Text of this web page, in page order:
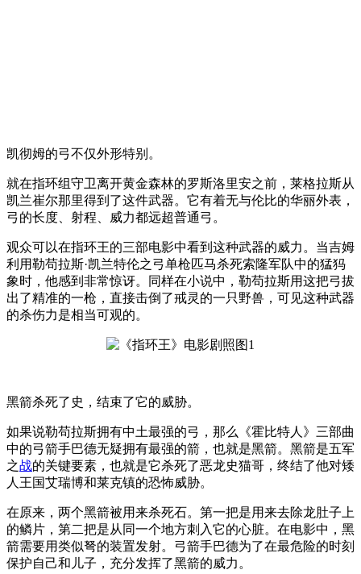
凯彻姆的弓不仅外形特别。
就在指环组守卫离开黄金森林的罗斯洛里安之前，莱格拉斯从
凯兰崔尔那里得到了这件武器。它有着无与伦比的华丽外表，
弓的长度、射程、威力都远超普通弓。
观众可以在指环王的三部电影中看到这种武器的威力。当吉姆
利用勒苟拉斯·凯兰特伦之弓单枪匹马杀死索隆军队中的猛犸
象时，他感到非常惊讶。同样在小说中，勒苟拉斯用这把弓拔
出了精准的一枪，直接击倒了戒灵的一只野兽，可见这种武器
的杀伤力是相当可观的。
黑箭杀死了史，结束了它的威胁。
如果说勒苟拉斯拥有中土最强的弓，那么《霍比特人》三部曲
中的弓箭手巴德无疑拥有最强的箭，也就是黑箭。黑箭是五军
之战的关键要素，也就是它杀死了恶龙史猫哥，终结了他对矮
人王国艾瑞博和莱克镇的恐怖威胁。
在原来，两个黑箭被用来杀死石。第一把是用来去除龙肚子上
的鳞片，第二把是从同一个地方刺入它的心脏。在电影中，黑
箭需要用类似弩的装置发射。弓箭手巴德为了在最危险的时刻
保护自己和儿子，充分发挥了黑箭的威力。